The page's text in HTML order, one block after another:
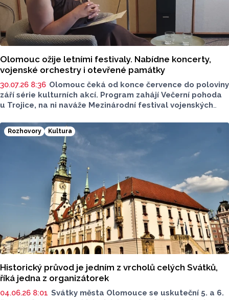
Olomouc ožije letními festivaly. Nabídne koncerty,
vojenské orchestry i otevřené památky
30.07.26 8:36 Olomouc čeká od konce července do poloviny
září série kulturních akcí. Program zahájí Večerní pohoda
u Trojice, na ni naváže Mezinárodní festival vojenských
Většina programu se uskuteční na Horním náměstí,
koncerty Večerní pohody budou zdarma. Více o akcích
sdělila v podcastu Radia Metropole Tomáše Gottwalda
referentka oddělení organizace společenských akcí
města Olomouce Anna Šmídková.
Rozhovory Kultura
Historický průvod je jedním z vrcholů celých Svátků,
říká jedna z organizátorek
04.06.26 8:01 Svátky města Olomouce se uskuteční 5. a 6.